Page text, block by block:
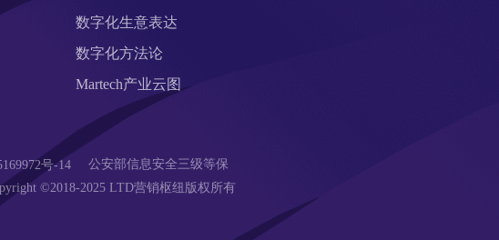
©2018-2025 LTD营销枢纽版权所有
数字化生意表达
数字化方法论
Martech产业云图
号-14
公安部信息安全三级等保